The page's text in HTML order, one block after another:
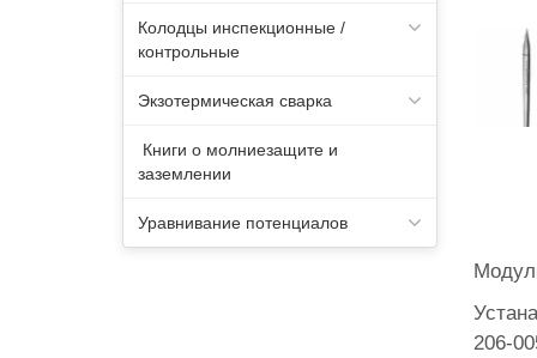
Колодцы инспекционные /
контрольные
Экзотермическая сварка
Книги о молниезащите и
заземлении
Уравнивание потенциалов
206-